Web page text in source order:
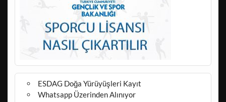
ESDAG Doğa Yürüyüşleri Kayıt
Whatsapp Üzerinden Alınıyor